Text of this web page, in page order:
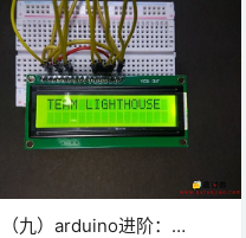
放器中的有的东西：闪存卡！通常
称为SD或micro SD卡。他们将Giga
Bytes数据打包到一个小于硬币的空
间的…
（九）arduino进阶：